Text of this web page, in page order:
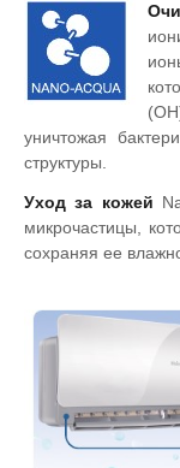
уничтожая
структуры.
Уход за кожей
микрочастицы,
сохраняя ее